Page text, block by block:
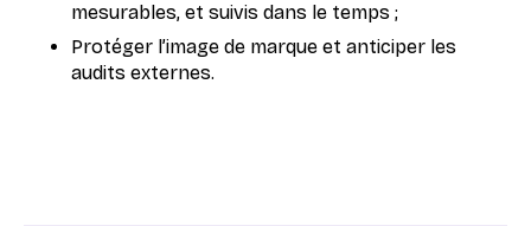
mesurables, et suivis dans le temps ;
Protéger l’image de marque et anticiper les
audits externes.